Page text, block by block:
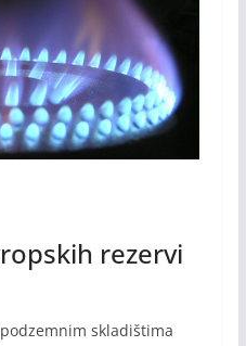
rezervi
skladištima